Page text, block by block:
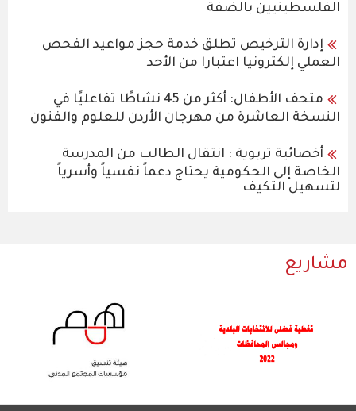
الفلسطينيين بالضفة
إدارة الترخيص تطلق خدمة حجز مواعيد الفحص
العملي إلكترونيا اعتبارا من الأحد
متحف الأطفال: أكثر من 45 نشاطًا تفاعليًا في
النسخة العاشرة من مهرجان الأردن للعلوم والفنون
أخصائية تربوية : انتقال الطالب من المدرسة
الخاصة إلى الحكومية يحتاج دعماً نفسياً وأسرياً
لتسهيل التكيف
مشاريع